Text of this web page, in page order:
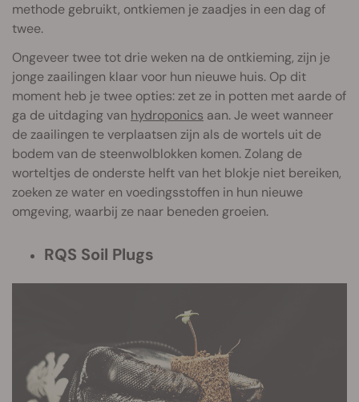
methode gebruikt, ontkiemen je zaadjes in een dag of
twee.
Ongeveer twee tot drie weken na de ontkieming, zijn je
jonge zaailingen klaar voor hun nieuwe huis. Op dit
moment heb je twee opties: zet ze in potten met aarde of
ga de uitdaging van hydroponics aan. Je weet wanneer
de zaailingen te verplaatsen zijn als de wortels uit de
bodem van de steenwolblokken komen. Zolang de
worteltjes de onderste helft van het blokje niet bereiken,
zoeken ze water en voedingsstoffen in hun nieuwe
omgeving, waarbij ze naar beneden groeien.
RQS Soil Plugs